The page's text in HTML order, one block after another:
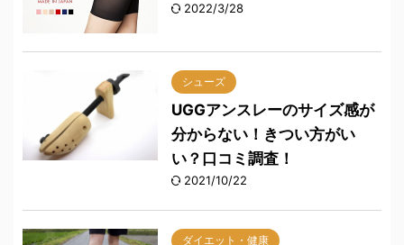
2022/3/28
シューズ
UGGアンスレーのサイズ感が
分からない！きつい方がい
い？口コミ調査！
2021/10/22
ダイエット・健康